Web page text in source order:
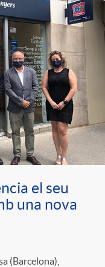
el seu
una nova
(Barcelona),